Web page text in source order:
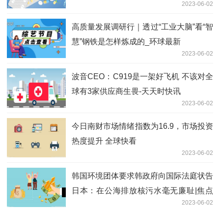
2023-06-02
高质量发展调研行｜透过“工业大脑”看“智
慧”钢铁是怎样炼成的_环球最新
2023-06-02
波音CEO：C919是一架好飞机 不该对全
球有3家供应商生畏-天天时快讯
2023-06-02
今日南财市场情绪指数为16.9，市场投资
热度提升 全球快看
2023-06-02
韩国环境团体要求韩政府向国际法庭状告
日本：在公海排放核污水毫无廉耻|焦点
2023-06-02